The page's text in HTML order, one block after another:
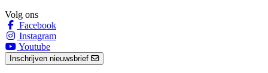
Volg ons
Facebook
Instagram
Youtube
Inschrijven nieuwsbrief